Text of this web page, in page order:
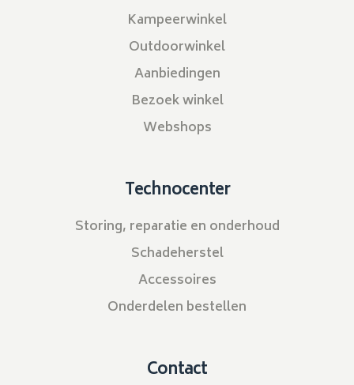
Kampeerwinkel
Outdoorwinkel
Aanbiedingen
Bezoek winkel
Webshops
Technocenter
Storing, reparatie en onderhoud
Schadeherstel
Accessoires
Onderdelen bestellen
Contact